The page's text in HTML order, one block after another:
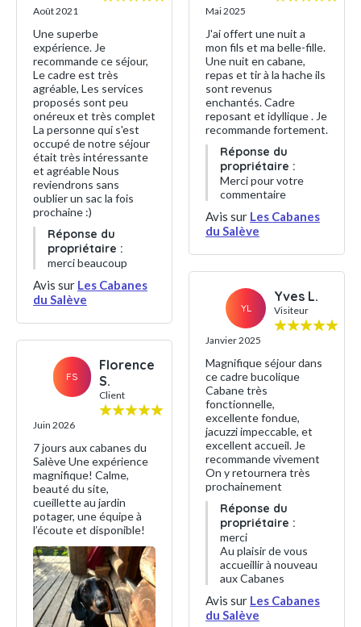
Août 2021
Une superbe
expérience. Je
recommande ce séjour,
Le cadre est très
agréable, Les services
proposés sont peu
onéreux et très complet
La personne qui s'est
occupé de notre séjour
était très intéressante
et agréable Nous
reviendrons sans
oublier un sac la fois
prochaine :)
Réponse du
propriétaire :
merci beaucoup
Avis sur Les Cabanes
du Salève
FS
Florence
S.
Client
Juin 2026
7 jours aux cabanes du
Salève Une expérience
magnifique! Calme,
beauté du site,
cueillette au jardin
potager, une équipe à
l’écoute et disponible!
Mai 2025
J'ai offert une nuit a
mon fils et ma belle-fille.
Une nuit en cabane,
repas et tir à la hache ils
sont revenus
enchantés. Cadre
reposant et idyllique . Je
recommande fortement.
Réponse du
propriétaire :
Merci pour votre
commentaire
Avis sur Les Cabanes
du Salève
YL
Yves L.
Visiteur
Janvier 2025
Magnifique séjour dans
ce cadre bucolique
Cabane très
fonctionnelle,
excellente fondue,
jacuzzi impeccable, et
excellent accueil. Je
recommande vivement
On y retournera très
prochainement
Réponse du
propriétaire :
merci
Au plaisir de vous
accueillir à nouveau
aux Cabanes
Avis sur Les Cabanes
du Salève